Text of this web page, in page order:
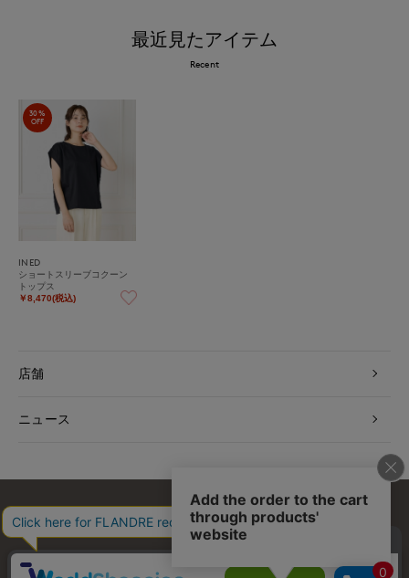
最近見たアイテム
Recent
30%
OFF
INED
ショートスリーブコクーン
トップス
￥8,470(税込)
店舗
ニュース
お問い合わせ 利用規約 会社概要 プライバシーポリシー